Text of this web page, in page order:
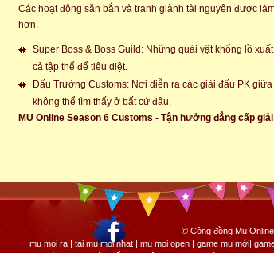
Các hoạt động săn bắn và tranh giành tài nguyên được
hơn.
Super Boss & Boss Guild: Những quái vật khổng lồ
cả tập thể để tiêu diệt.
Đấu Trường Customs: Nơi diễn ra các giải đấu PK
không thể tìm thấy ở bất cứ đâu.
MU Online Season 6 Customs - Tận hưởng đẳng cấp
© Cộng đồng Mu
mu moi ra | tai mu moi nhat | mu moi open | game mu mới|